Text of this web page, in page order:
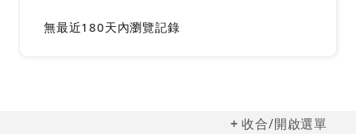
無最近180天內瀏覽記錄
收合/開啟選單